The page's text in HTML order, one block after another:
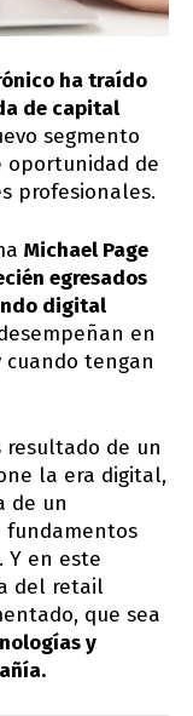
ha traído
de capital
segmento
oportunidad de
profesionales.
Michael Page
egresados
digital
en
cuando tengan
resultado de un
la era digital,
de un
fundamentos
Y en este
del retail
que sea
y